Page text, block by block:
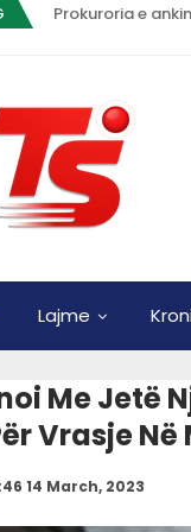
Lajme
Me Jetë
Vrasje Në
14 March, 2023